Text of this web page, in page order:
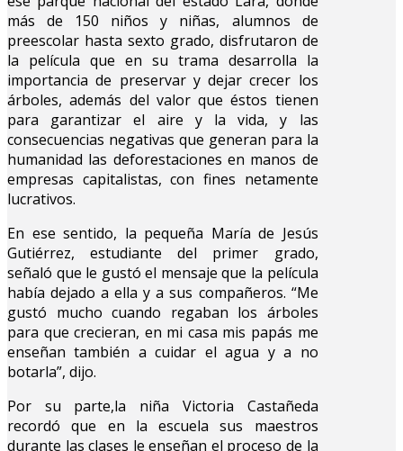
más de 150 niños y niñas, alumnos de
preescolar hasta sexto grado, disfrutaron de
la película que en su trama desarrolla la
importancia de preservar y dejar crecer los
árboles, además del valor que éstos tienen
para garantizar el aire y la vida, y las
consecuencias negativas que generan para la
humanidad las deforestaciones en manos de
empresas capitalistas, con fines netamente
lucrativos.
En ese sentido, la pequeña María de Jesús
Gutiérrez, estudiante del primer grado,
señaló que le gustó el mensaje que la película
había dejado a ella y a sus compañeros. “Me
gustó mucho cuando regaban los árboles
para que crecieran, en mi casa mis papás me
enseñan también a cuidar el agua y a no
botarla”, dijo.
Por su parte,la niña Victoria Castañeda
recordó que en la escuela sus maestros
durante las clases le enseñan el proceso de la